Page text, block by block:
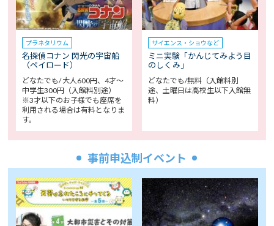
プラネタリウム
名探偵コナン 閃光の宇宙船
（ペイロード）
どなたでも/ 大人600円、4才～
中学生300円（入館料別途）
※3才以下のお子様でも座席を
利用される場合は有料となりま
す。
サイエンス・ショウなど
ミニ実験「かんじてみよう目
のしくみ」
どなたでも/無料（入館料別
途、土曜日は高校生以下入館無
料）
事前申込制イベント